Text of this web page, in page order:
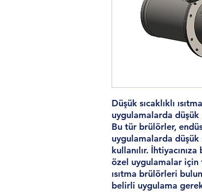
Düşük sıcaklıklı
uygulamalarda düşük
Bu tür brülörler,
uygulamalarda düşük
kullanılır.
özel uygulamalar için
ısıtma brülörleri
belirli uygulama